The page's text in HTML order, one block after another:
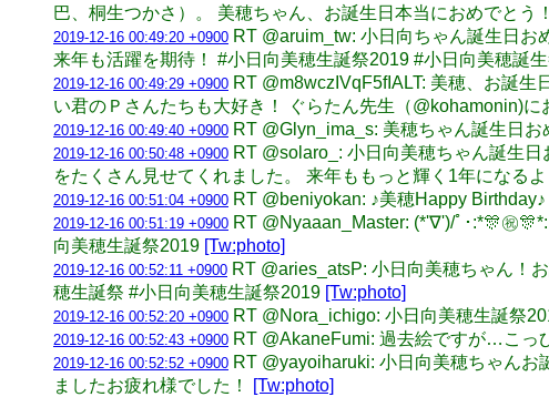
巴、桐生つかさ）。 美穂ちゃん、お誕生日本当におめでと
2019-12-16 00:49:20 +0900 RT @aruim_tw: 小日向ちゃん誕生日お
来年も活躍を期待！ #小日向美穂生誕祭2019 #小日向美穂誕
2019-12-16 00:49:29 +0900 RT @m8wczIVqF5fIALT: 美穂、お誕
い君のＰさんたちも大好き！ ぐらたん先生（@kohamonin)
2019-12-16 00:49:40 +0900 RT @Glyn_ima_s: 美穂ちゃん誕生日
2019-12-16 00:50:48 +0900 RT @solaro_: 小日向美穂ちゃん誕生
をたくさん見せてくれました。 来年ももっと輝く1年になる
2019-12-16 00:51:04 +0900 RT @beniyokan: ♪美穂Happy
2019-12-16 00:51:19 +0900 RT @Nyaaan_Master: (*'∇')/ﾟ･:*🎊㊗
向美穂生誕祭2019 [Tw:photo]
2019-12-16 00:52:11 +0900 RT @aries_atsP: 小日向美穂ちゃん！
穂生誕祭 #小日向美穂生誕祭2019 [Tw:photo]
2019-12-16 00:52:20 +0900 RT @Nora_ichigo: 小日向美穂生誕祭
2019-12-16 00:52:43 +0900 RT @AkaneFumi: 過去絵ですが…こっ
2019-12-16 00:52:52 +0900 RT @yayoiharuki: 小日向美穂ちゃん
ましたお疲れ様でした！
[Tw:photo]